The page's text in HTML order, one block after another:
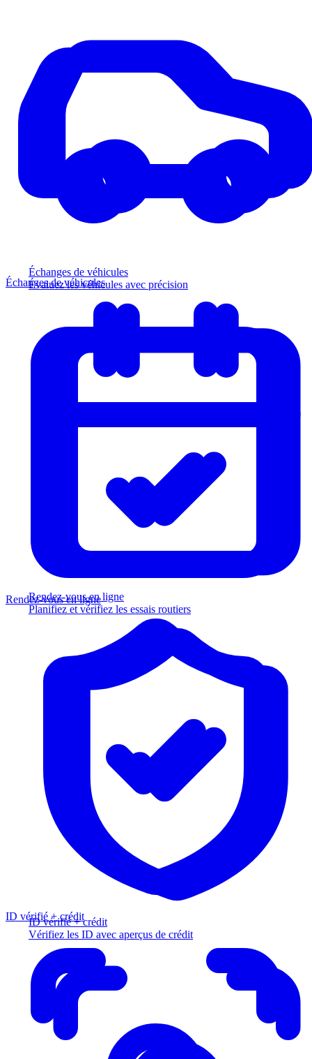
Échanges de véhicules
Évaluez les véhicules avec précision
Rendez-vous en ligne
Planifiez et vérifiez les essais routiers
ID vérifié + crédit
Vérifiez les ID avec aperçus de crédit
Échanges de véhicules
Rendez-vous en ligne
ID vérifié + crédit